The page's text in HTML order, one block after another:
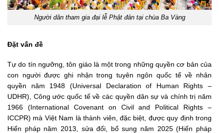
Người dân tham gia đại lễ Phật đản tại chùa Ba Vàng
Đặt vấn đề
Tự do tín ngưỡng, tôn giáo là một trong những quyền cơ bản của
con người được ghi nhận trong tuyên ngôn quốc tế về nhân
quyền năm 1948 (Universal Declaration of Human Rights –
UDHR), Công ước quốc tế về các quyền dân sự và chính trị năm
1966 (International Covenant on Civil and Political Rights –
ICCPR) mà Việt Nam là thành viên, đặc biệt, được quy định trong
Hiến pháp năm 2013, sửa đổi, bổ sung năm 2025 (Hiến pháp